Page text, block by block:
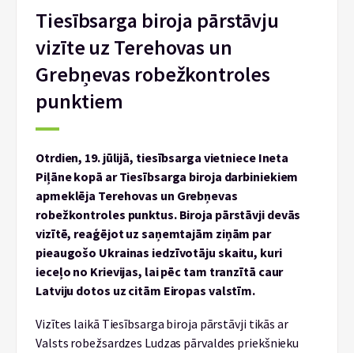
Tiesībsarga biroja pārstāvju
vizīte uz Terehovas un
Grebņevas robežkontroles
punktiem
Otrdien, 19. jūlijā, tiesībsarga vietniece Ineta
Piļāne kopā ar Tiesībsarga biroja darbiniekiem
apmeklēja Terehovas un Grebņevas
robežkontroles punktus. Biroja pārstāvji devās
vizītē, reaģējot uz saņemtajām ziņām par
pieaugošo Ukrainas iedzīvotāju skaitu, kuri
ieceļo no Krievijas, lai pēc tam tranzītā caur
Latviju dotos uz citām Eiropas valstīm.
Vizītes laikā Tiesībsarga biroja pārstāvji tikās ar
Valsts robežsardzes Ludzas pārvaldes priekšnieku